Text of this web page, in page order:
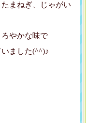
まねぎ、じゃがい
やかな味で
ました(^^)♪